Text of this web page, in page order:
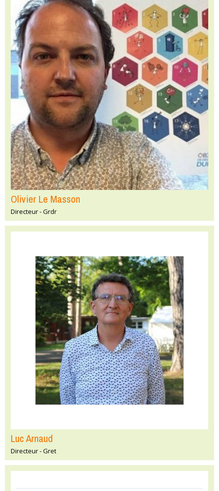
Olivier Le Masson
Directeur - Grdr
Luc Arnaud
Directeur - Gret